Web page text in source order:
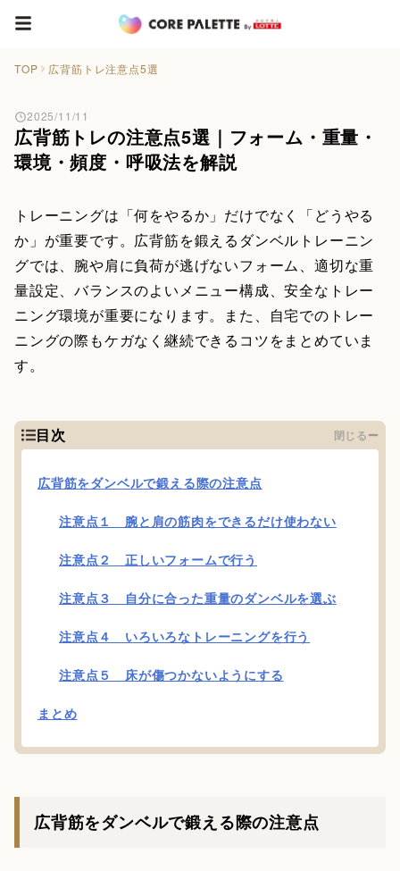
TOP 広背筋トレ注意点5選
広背筋トレの注意点5選｜フォーム・重量・
環境・頻度・呼吸法を解説
2025/11/11
トレーニングは「何をやるか」だけでなく「どうやる
か」が重要です。広背筋を鍛えるダンベルトレーニン
グでは、腕や肩に負荷が逃げないフォーム、適切な重
量設定、バランスのよいメニュー構成、安全なトレー
ニング環境が重要になります。また、自宅でのトレー
ニングの際もケガなく継続できるコツをまとめていま
す。
目次 閉じる
広背筋をダンベルで鍛える際の注意点
注意点１ 腕と肩の筋肉をできるだけ使わない
注意点２ 正しいフォームで行う
注意点３ 自分に合った重量のダンベルを選ぶ
注意点４ いろいろなトレーニングを行う
注意点５ 床が傷つかないようにする
まとめ
広背筋をダンベルで鍛える際の注意点